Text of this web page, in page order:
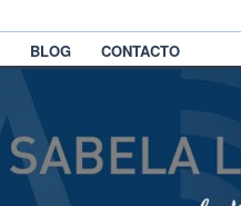
BLOG CONTACTO